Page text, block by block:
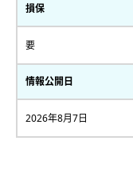
損保
要
情報公開日
2026年8月7日